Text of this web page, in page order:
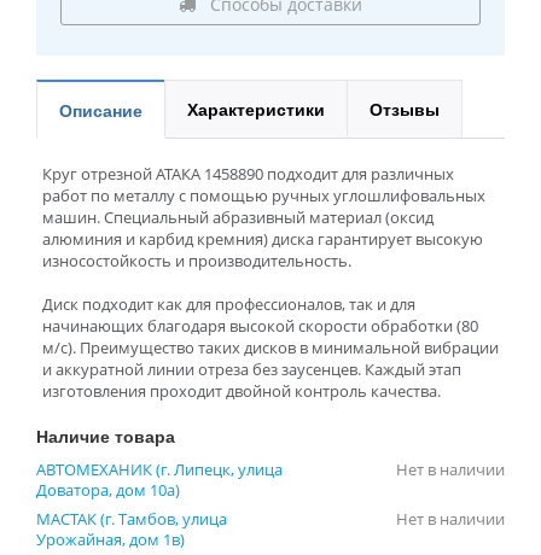
Описание Характеристики Отзывы
Круг отрезной АТАКА 1458890 подходит для различных
работ по металлу с помощью ручных углошлифовальных
машин. Специальный абразивный материал (оксид
алюминия и карбид кремния) диска гарантирует высокую
износостойкость и производительность.
Диск подходит как для профессионалов, так и для
начинающих благодаря высокой скорости обработки (80
м/с). Преимущество таких дисков в минимальной вибрации
и аккуратной линии отреза без заусенцев. Каждый этап
изготовления проходит двойной контроль качества.
Наличие товара
АВТОМЕХАНИК (г. Липецк, улица
Доватора, дом 10а)
Нет в наличии
МАСТАК (г. Тамбов, улица
Урожайная, дом 1в)
Нет в наличии